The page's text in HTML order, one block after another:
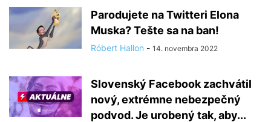
Parodujete na Twitteri Elona
Muska? Tešte sa na ban!
Róbert Hallon - 14. novembra 2022
Slovenský Facebook zachvátil
nový, extrémne nebezpečný
podvod. Je urobený tak, aby...